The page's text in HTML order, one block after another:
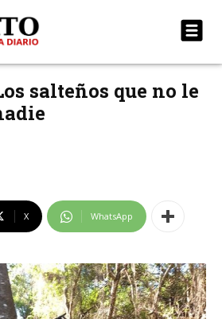
salteños que no le
X WhatsApp